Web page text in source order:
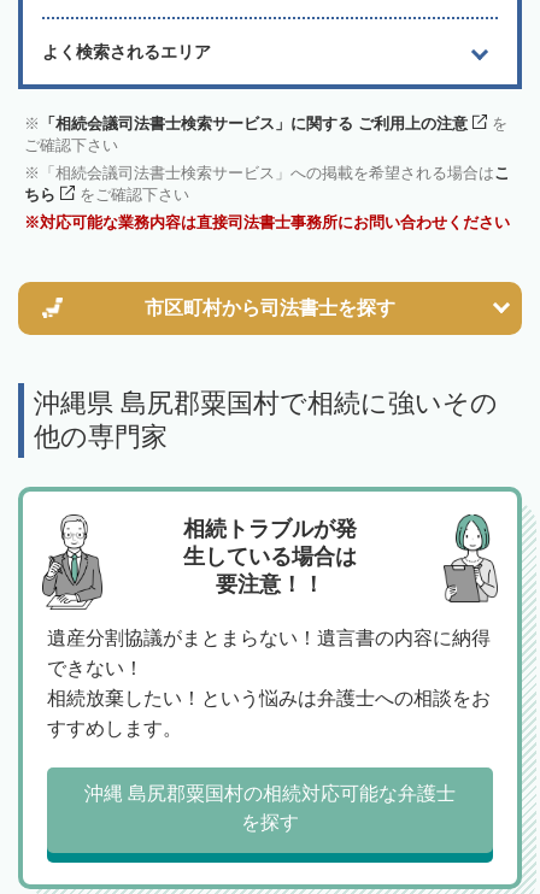
よく検索されるエリア
「相続会議司法書士検索サービス」に関する ご利用上の注意
を
ご確認下さい
「相続会議司法書士検索サービス」への掲載を希望される場合はこ
ちら
をご確認下さい
対応可能な業務内容は直接司法書士事務所にお問い合わせください
市区町村から司法書士を探す
沖縄県 島尻郡粟国村で相続に強いその
他の専門家
相続トラブルが発
生している場合は
要注意！！
遺産分割協議がまとまらない！遺言書の内容に納得
できない！
相続放棄したい！という悩みは弁護士への相談をお
すすめします。
沖縄 島尻郡粟国村の相続対応可能な弁護士
を探す